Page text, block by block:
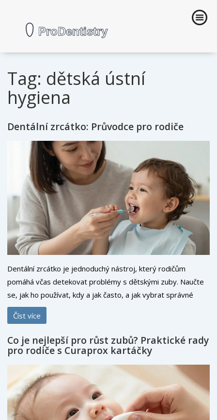
Tag: dětská ústní
hygiena
Dentální zrcátko: Průvodce pro rodiče
Dentální zrcátko je jednoduchý nástroj, který rodičům
pomáhá včas detekovat problémy s dětskými zuby. Naučte
se, jak ho používat, kdy a jak často, a jak vybrat správné
zrcátko pro vaše dítě.
Číst více
Co je nejlepší pro růst zubů? Praktické rady
pro rodiče s Curaprox kartáčky